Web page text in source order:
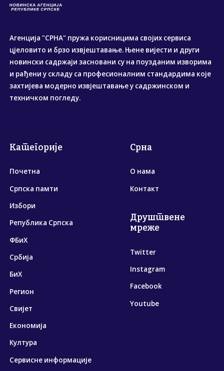
Агенција "СРНА" пружа корисницима својих сервиса
цјеловито и брзо извјештавање. Њене вијести и други
новински садржаји засновани су на поузданим изворима
и рађени у складу са професионалним стандардима које
захтијева модерно извјештавање у садржинском и
техничком погледу.
Категорије
Почетна
Српска памти
Избори
Република Српска
ФБиХ
Србија
БиХ
Регион
Свијет
Економија
Култура
Сервисне информације
Срна
О нама
Контакт
Друштвене
мреже
Twitter
Instagram
Facebook
Youtube